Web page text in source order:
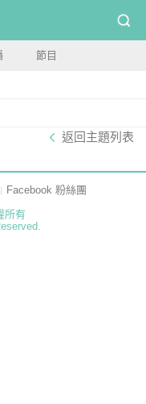
節目
返回主題列表
Facebook 粉絲團
所有